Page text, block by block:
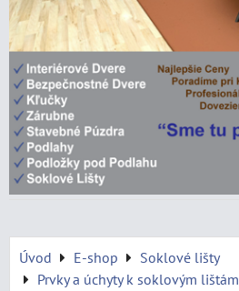
Úvod E-shop
Soklové lišty
Prvky a úchyty k soklovým lištám